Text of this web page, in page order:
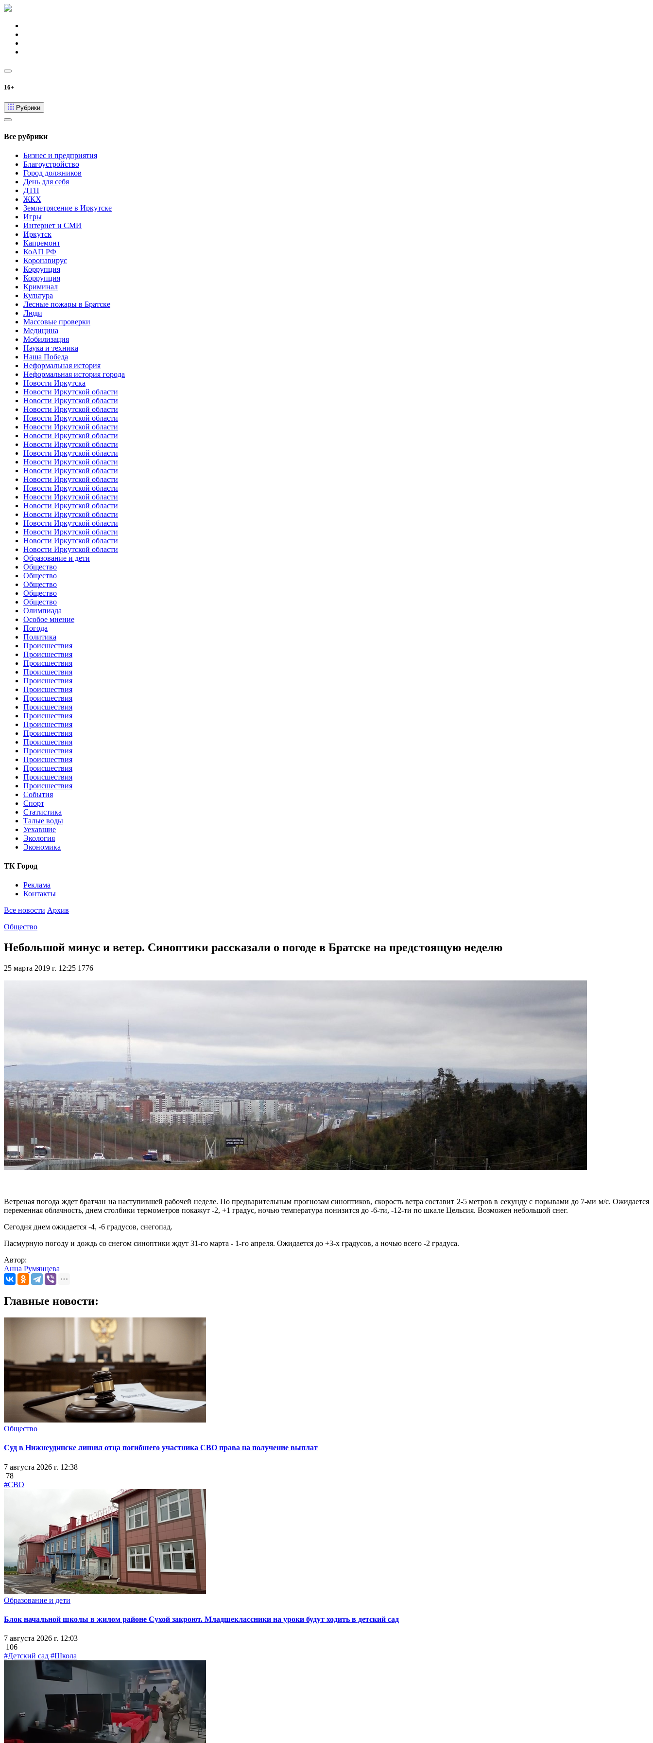
16+
Рубрики
Все рубрики
Бизнес и предприятия
Благоустройство
Город должников
День для себя
ДТП
ЖКХ
Землетрясение в Иркутске
Игры
Интернет и СМИ
Иркутск
Капремонт
КоАП РФ
Коронавирус
Коррупция
Коррупция
Криминал
Культура
Лесные пожары в Братске
Люди
Массовые проверки
Медицина
Мобилизация
Наука и техника
Наша Победа
Неформальная история
Неформальная история города
Новости Иркутска
Новости Иркутской области
Новости Иркутской области
Новости Иркутской области
Новости Иркутской области
Новости Иркутской области
Новости Иркутской области
Новости Иркутской области
Новости Иркутской области
Новости Иркутской области
Новости Иркутской области
Новости Иркутской области
Новости Иркутской области
Новости Иркутской области
Новости Иркутской области
Новости Иркутской области
Новости Иркутской области
Новости Иркутской области
Новости Иркутской области
Новости Иркутской области
Образование и дети
Общество
Общество
Общество
Общество
Общество
Олимпиада
Особое мнение
Погода
Политика
Происшествия
Происшествия
Происшествия
Происшествия
Происшествия
Происшествия
Происшествия
Происшествия
Происшествия
Происшествия
Происшествия
Происшествия
Происшествия
Происшествия
Происшествия
Происшествия
Происшествия
События
Спорт
Статистика
Талые воды
Уехавшие
Экология
Экономика
ТК Город
Реклама
Контакты
Все новости Архив
Общество
Небольшой минус и ветер. Синоптики рассказали о погоде в Братске на предстоящую неделю
25 марта 2019 г. 12:25 1776
Ветреная погода ждет братчан на наступившей рабочей неделе. По предварительным прогнозам синоптиков, скорость ветра составит 2-5 метров в секунду с порывами до 7-ми м/с. Ожидается
переменная облачность, днем столбики термометров покажут -2, +1 градус, ночью температура понизится до -6-ти, -12-ти по шкале Цельсия. Возможен небольшой снег.
Сегодня днем ожидается -4, -6 градусов, снегопад.
Пасмурную погоду и дождь со снегом синоптики ждут 31-го марта - 1-го апреля. Ожидается до +3-х градусов, а ночью всего -2 градуса.
Автор:
Анна Румянцева
Главные новости:
Общество
Суд в Нижнеудинске лишил отца погибшего участника СВО права на получение выплат
7 августа 2026 г. 12:38
78
#СВО
Образование и дети
Блок начальной школы в жилом районе Сухой закроют. Младшеклассники на уроки будут ходить в детский сад
7 августа 2026 г. 12:03
106
#Детский сад #Школа